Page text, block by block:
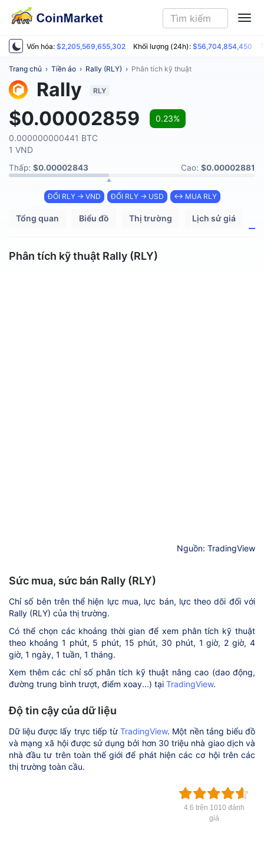
Vốn hóa: $2,205,569,655,302 Khối lượng (24h): $56,704,854,450
Trang chủ › Tiền ảo › Rally (RLY) › Phân tích kỹ thuật
Rally RLY
$0.00002859
0.23%
0.000000000441 BTC
1 VND
Thấp: $0.00002843 Cao: $0.00002881
ĐỔI RLY → VND ĐỔI RLY → USD ↔ MUA RLY
Tổng quan Biểu đồ Thị trường Lịch sử giá
Phân tích kỹ thuật Rally (RLY)
Nguồn: TradingView
Sức mua, sức bán Rally (RLY)
Chỉ số bên trên thể hiện lực mua, lực bán, lực theo dõi đối với
Rally (RLY) của thị trường.
Có thể chọn các khoảng thời gian để xem phân tích kỹ thuật
theo khoảng 1 phút, 5 phút, 15 phút, 30 phút, 1 giờ, 2 giờ, 4
giờ, 1 ngày, 1 tuần, 1 tháng.
Xem thêm các chỉ số phân tích kỹ thuật nâng cao (dao động,
đường trung bình trượt, điểm xoay...) tại TradingView.
Độ tin cậy của dữ liệu
Dữ liệu được lấy trực tiếp từTradingView. Một nền tảng biểu đồ
và mạng xã hội được sử dụng bởi hơn 30 triệu nhà giao dịch và
nhà đầu tư trên toàn thế giới để phát hiện các cơ hội trên các
thị trường toàn cầu.
4.6 trên 1010 đánh
giá